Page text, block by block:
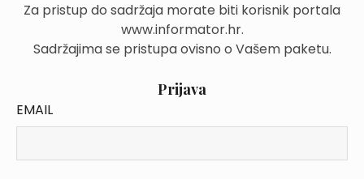
Za pristup do sadržaja morate biti korisnik portala
www.informator.hr.
Sadržajima se pristupa ovisno o Vašem paketu.
Prijava
EMAIL